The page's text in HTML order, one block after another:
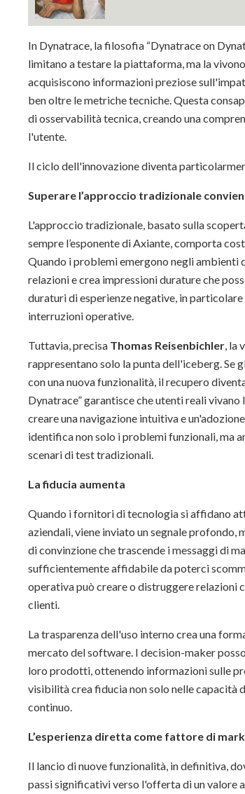
In Dynatrace, la filosofia “Dynatrace on
limitano a testare la piattaforma, ma la
acquisiscono informazioni preziose
ben oltre le metriche tecniche. Questa
di osservabilità tecnica, creando una
l'utente.
Il ciclo dell'innovazione diventa
Superare l’approccio tradizionale
L'approccio tradizionale, basato sulla
sempre l’esponente di Axiante, comporta
Quando i problemi emergono negli ambienti
relazioni e crea impressioni durature che
duraturi di esperienze negative, in
interruzioni operative.
Tuttavia, precisa Thomas Reisenbichler ,
rappresentano solo la punta dell'iceberg. Se
con una nuova funzionalità, il recupero
Dynatrace” garantisce che utenti reali
creare una navigazione intuitiva e
identifica non solo i problemi funzionali, ma
scenari di test tradizionali.
La fiducia aumenta
Quando i fornitori di tecnologia si affidano
aziendali, viene inviato un segnale profondo,
di convinzione che trascende i messaggi di
sufficientemente affidabile da poterci
operativa può creare o distruggere relazioni
clienti.
La trasparenza dell'uso interno crea una
mercato del software. I decision-maker
loro prodotti, ottenendo informazioni sulle
visibilità crea fiducia non solo nelle
continuo.
L’esperienza diretta come fattore di
Il lancio di nuove funzionalità, in definitiva,
passi significativi verso l'offerta di un valore